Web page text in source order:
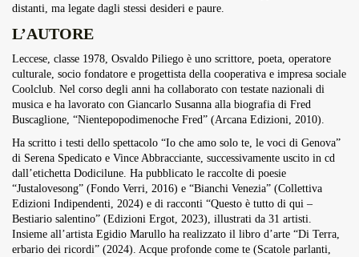
distanti, ma legate dagli stessi desideri e paure.
L’AUTORE
Leccese, classe 1978, Osvaldo Piliego è uno scrittore, poeta, operatore
culturale, socio fondatore e progettista della cooperativa e impresa sociale
Coolclub. Nel corso degli anni ha collaborato con testate nazionali di
musica e ha lavorato con Giancarlo Susanna alla biografia di Fred
Buscaglione, “Nientepopodimenoche Fred” (Arcana Edizioni, 2010).
Ha scritto i testi dello spettacolo “Io che amo solo te, le voci di Genova”
di Serena Spedicato e Vince Abbracciante, successivamente uscito in cd
dall’etichetta Dodicilune. Ha pubblicato le raccolte di poesie
“Justalovesong” (Fondo Verri, 2016) e “Bianchi Venezia” (Collettiva
Edizioni Indipendenti, 2024) e di racconti “Questo è tutto di qui –
Bestiario salentino” (Edizioni Ergot, 2023), illustrati da 31 artisti.
Insieme all’artista Egidio Marullo ha realizzato il libro d’arte “Di Terra,
erbario dei ricordi” (2024). Acque profonde come te (Scatole parlanti,